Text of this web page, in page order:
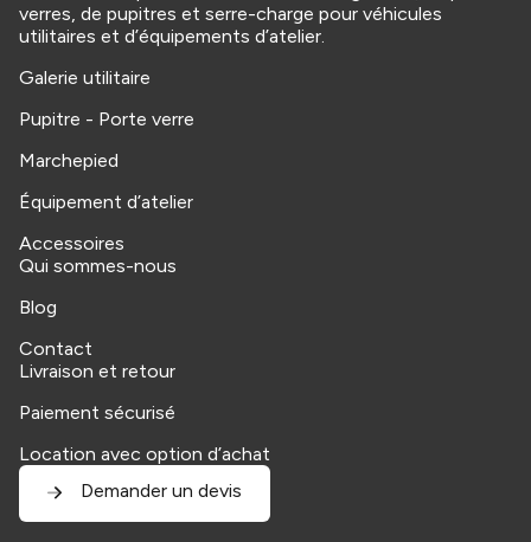
verres, de pupitres et serre-charge pour véhicules
utilitaires et d’équipements d’atelier.
Galerie utilitaire
Pupitre - Porte verre
Marchepied
Équipement d’atelier
Accessoires
Qui sommes-nous
Blog
Contact
Livraison et retour
Paiement sécurisé
Location avec option d’achat
Demander un devis